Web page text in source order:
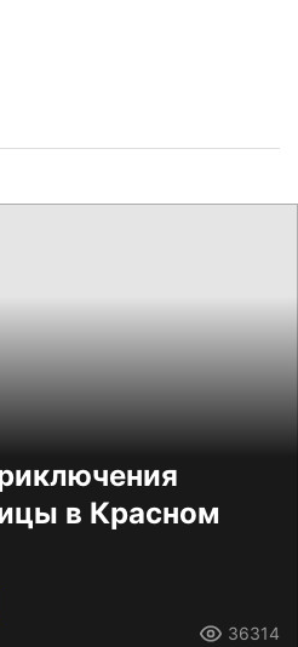
в Красном
36314